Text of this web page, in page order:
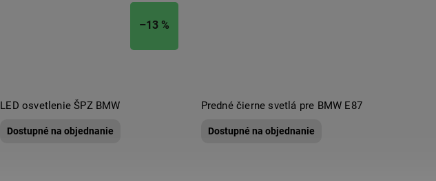
–13 %
LED osvetlenie ŠPZ BMW
Dostupné na objednanie
Predné čierne svetlá pre BMW E87
Dostupné na objednanie